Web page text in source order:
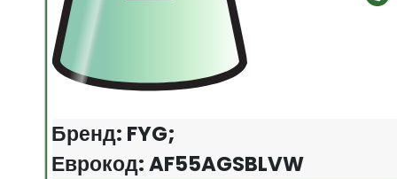
Бренд: FYG;
Еврокод: AF55AGSBLVW